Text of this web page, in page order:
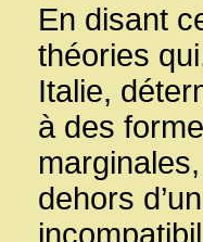
En disant
théories
Italie,
à des
dehors